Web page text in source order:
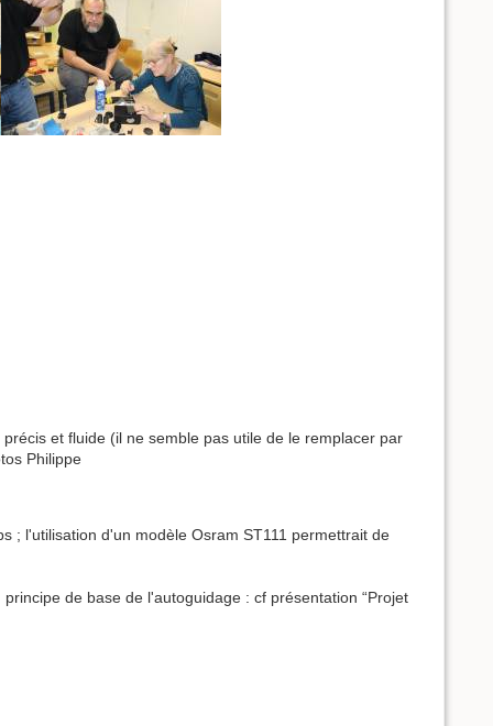
et fluide (il ne semble pas utile de le remplacer par
Philippe
; l'utilisation d'un modèle Osram ST111 permettrait de
de base de l'autoguidage : cf présentation “Projet